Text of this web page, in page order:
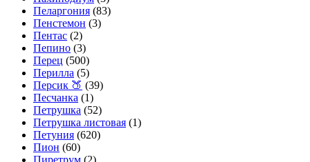
Пеларгония (83)
Пенстемон (3)
Пентас (2)
Пепино (3)
Перец (500)
Перилла (5)
Персик 🍑 (39)
Песчанка (1)
Петрушка (52)
Петрушка листовая (1)
Петуния (620)
Пион (60)